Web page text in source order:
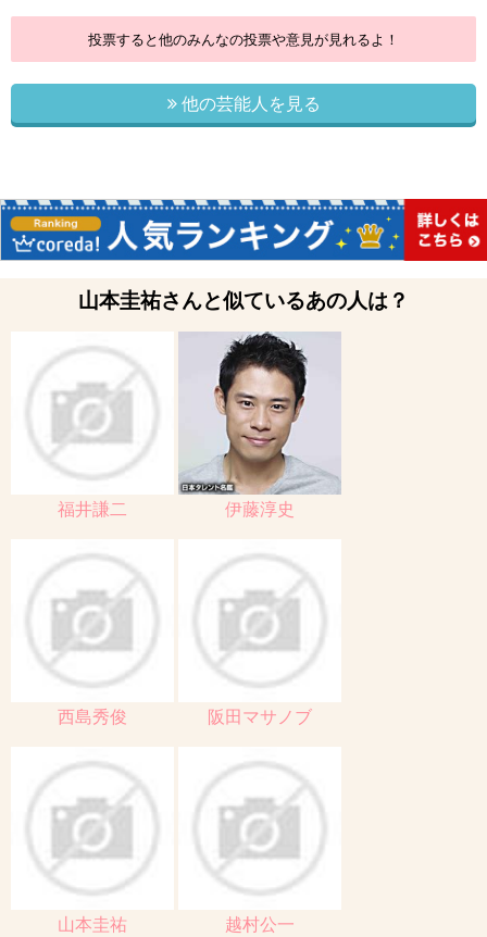
投票すると他のみんなの投票や意見が見れるよ！
他の芸能人を見る
山本圭祐さんと似ているあの人は？
福井謙二 伊藤淳史
西島秀俊 阪田マサノブ
山本圭祐 越村公一